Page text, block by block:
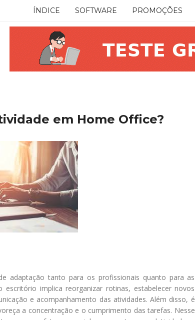
ÍNDICE SOFTWARE PROMOÇÕES
em Home Office?
adaptação tanto para os profissionais quanto para as
implica reorganizar rotinas, estabelecer novos
e acompanhamento das atividades. Além disso, é
a concentração e o cumprimento das tarefas. Nesse